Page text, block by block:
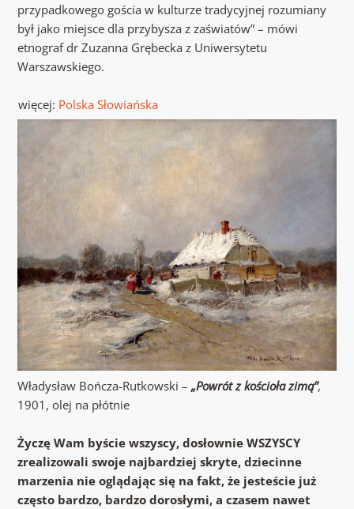
przypadkowego gościa w kulturze tradycyjnej rozumiany
był jako miejsce dla przybysza z zaświatów” – mówi
etnograf dr Zuzanna Grębecka z Uniwersytetu
Warszawskiego.
więcej: Polska Słowiańska
Władysław Bończa-Rutkowski – „Powrót z kościoła zimą”,
1901, olej na płótnie
Życzę Wam byście wszyscy, dosłownie WSZYSCY
zrealizowali swoje najbardziej skryte, dziecinne
marzenia nie oglądając się na fakt, że jesteście już
często bardzo, bardzo dorosłymi, a czasem nawet